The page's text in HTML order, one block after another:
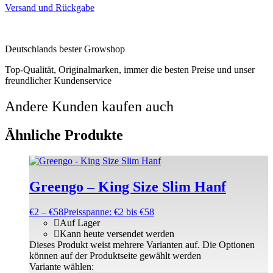
Versand und Rückgabe
Deutschlands bester Growshop
Top-Qualität, Originalmarken, immer die besten Preise und unser
freundlicher Kundenservice
Andere Kunden kaufen auch
Ähnliche Produkte
Greengo – King Size Slim Hanf
€2 – €58Preisspanne: €2 bis €58
Auf Lager
Kann heute versendet werden
Variante wählen:
Dieses Produkt weist mehrere Varianten auf. Die Optionen
können auf der Produktseite gewählt werden